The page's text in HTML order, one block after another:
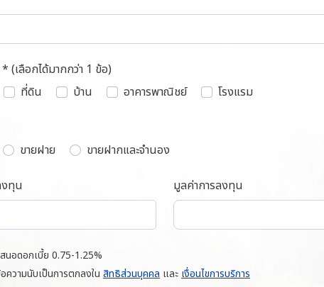
(เลือกได้มากกว่า 1 ข้อ)
ที่ดิน บ้าน อาคารพาณิชย์ โรงแรม
ขายฝาย ขายฝากและจำนอง
ทุน มูลค่าการลงทุน
นอดอกเบี้ย 0.75-1.25%
ความนับเป็นการตกลงใน สิทธิส่วนบุคคล และ เงื่อนไขการบริการ